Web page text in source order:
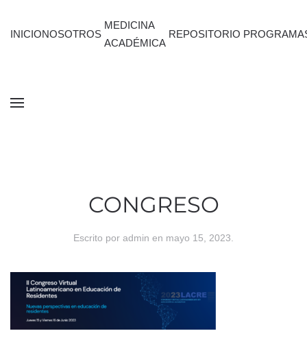
INICIONOSOTROS
MEDICINA
ACADÉMICA
REPOSITORIO
CONGRESO
Escrito por admin en mayo 15, 2023